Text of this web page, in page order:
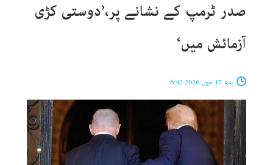
صدر ٹرمپ کے نشانے پر،’دوستی کڑی
آزمائش میں‘
بدھ 17 جون 2026 6:42